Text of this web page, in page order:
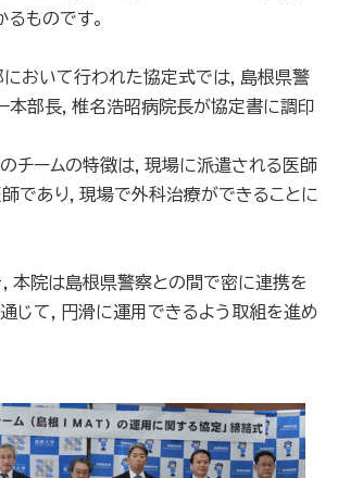
ものです。
おいて行われた協定式では，島根県警
本部長，椎名浩昭病院長が協定書に調印
チームの特徴は，現場に派遣される医師
であり，現場で外科治療ができることに
本院は島根県警察との間で密に連携を
じて，円滑に運用できるよう取組を進め